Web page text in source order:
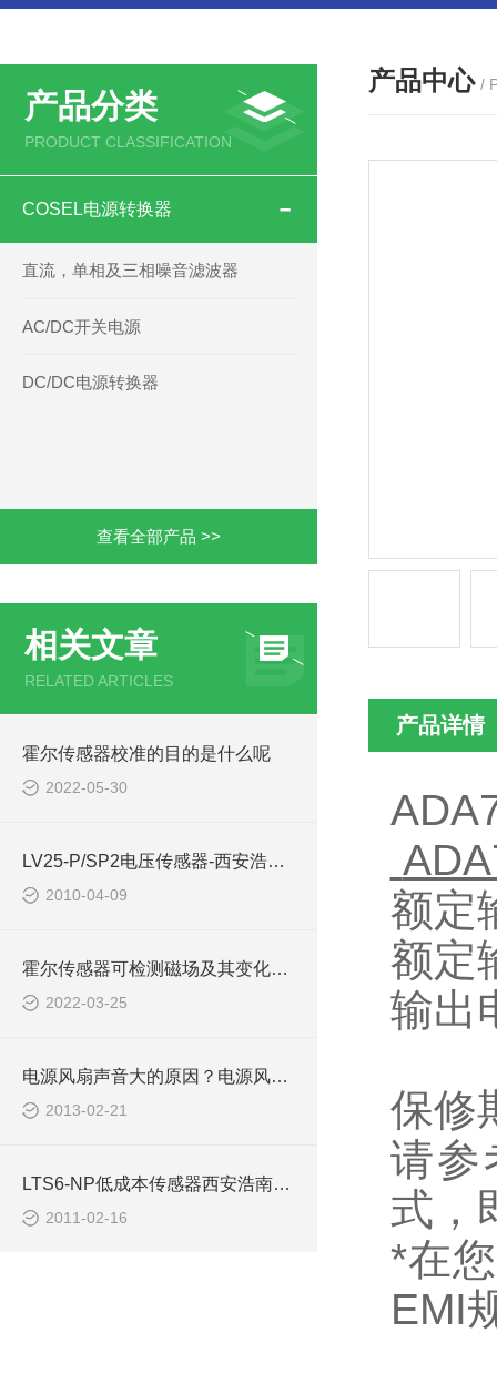
产品分类
PRODUCT CLASSIFICATION
COSEL电源转换器
直流，单相及三相噪音滤波器
AC/DC开关电源
DC/DC电源转换器
查看全部产品 >>
相关文章
RELATED ARTICLES
霍尔传感器校准的目的是什么呢
2022-05-30
LV25-P/SP2电压传感器-西安浩南电子科技
2010-04-09
霍尔传感器可检测磁场及其变化，精度高宽带宽
2022-03-25
电源风扇声音大的原因？电源风扇声音大的解决办法-
2013-02-21
LTS6-NP低成本传感器西安浩南电子科技
2011-02-16
产品中心 /
产品详情
额定
额定
输出
保修
请参
式，
*在
EMI